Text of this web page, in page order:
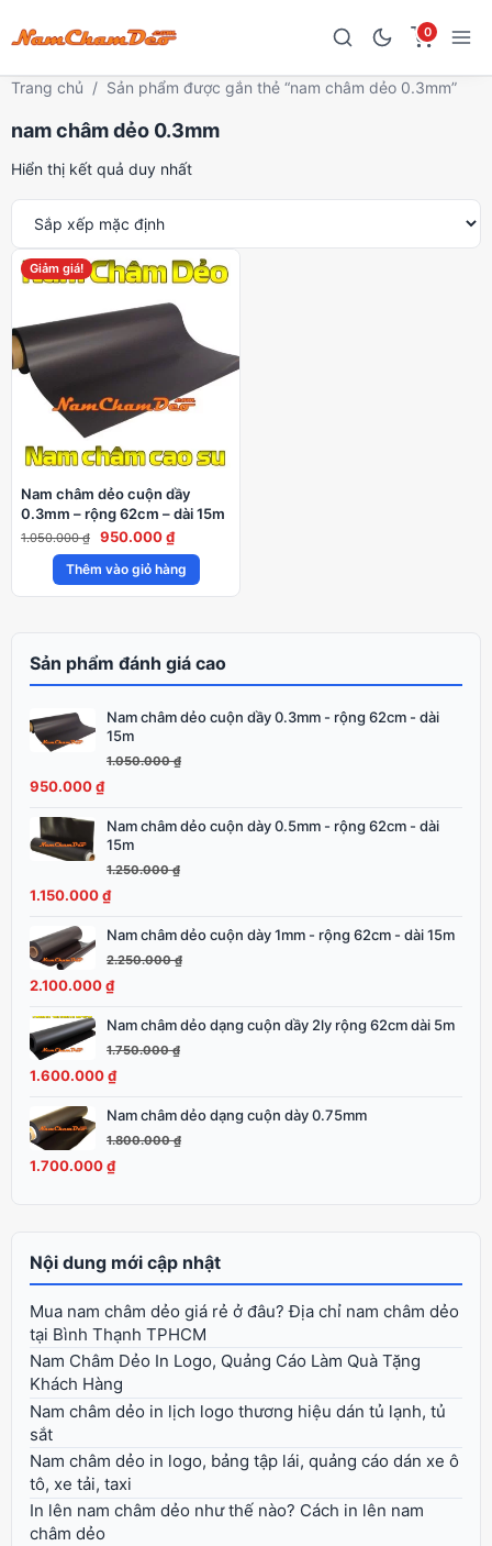
0
Trang chủ / Sản phẩm được gắn thẻ “nam châm dẻo 0.3mm”
nam châm dẻo 0.3mm
Hiển thị kết quả duy nhất
Giảm giá!
Nam châm dẻo cuộn dầy
0.3mm – rộng 62cm – dài 15m
1.050.000₫
Giá
gốc
là:
1.050.000 ₫.
950.000₫Giá
hiện
tại
là:
Thêm vào giỏ hàng
Sản phẩm đánh giá cao
Nam châm dẻo cuộn dầy 0.3mm - rộng 62cm - dài
15m
1.050.000₫
Giá
gốc
1.050.000 ₫.
950.000₫
Giá
hiện
là:
950.000 ₫.
Nam châm dẻo cuộn dày 0.5mm - rộng 62cm - dài
15m
1.250.000₫
Giá
gốc
1.250.000 ₫.
1.150.000₫
Giá
hiện
là:
1.150.000 ₫.
Nam châm dẻo cuộn dày 1mm - rộng 62cm - dài 15m
2.250.000₫
Giá
gốc
là:
2.100.000₫
Giá
hiện
tại
2.100.000 ₫.Nam châm dẻo dạng cuộn dầy 2ly rộng 62cm dài 5m
1.750.000₫
Giá
gốc
là:
1.600.000₫
Giá
hiện
tại
1.600.000 ₫.Nam châm dẻo dạng cuộn dày 0.75mm
1.800.000₫
Giá
gốc
là:
1.700.000₫
Giá
hiện
tại
Nội dung mới cập nhật
Mua nam châm dẻo giá rẻ ở đâu? Địa chỉ nam châm dẻo
tại Bình Thạnh TPHCM
Nam Châm Dẻo In Logo, Quảng Cáo Làm Quà Tặng
Khách Hàng
Nam châm dẻo in lịch logo thương hiệu dán tủ lạnh, tủ
sắt
Nam châm dẻo in logo, bảng tập lái, quảng cáo dán xe ô
tô, xe tải, taxi
In lên nam châm dẻo như thế nào? Cách in lên nam
châm dẻo